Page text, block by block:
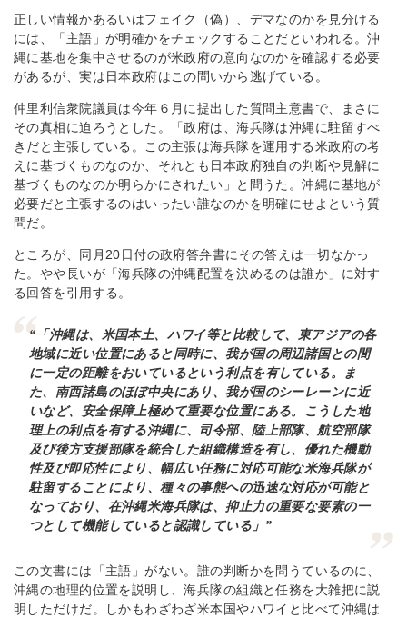
正しい情報かあるいはフェイク（偽）、デマなのかを見分ける
には、「主語」が明確かをチェックすることだといわれる。沖
縄に基地を集中させるのが米政府の意向なのかを確認する必要
があるが、実は日本政府はこの問いから逃げている。
仲里利信衆院議員は今年６月に提出した質問主意書で、まさに
その真相に迫ろうとした。「政府は、海兵隊は沖縄に駐留すべ
きだと主張している。この主張は海兵隊を運用する米政府の考
えに基づくものなのか、それとも日本政府独自の判断や見解に
基づくものなのか明らかにされたい」と問うた。沖縄に基地が
必要だと主張するのはいったい誰なのかを明確にせよという質
問だ。
ところが、同月20日付の政府答弁書にその答えは一切なかっ
た。やや長いが「海兵隊の沖縄配置を決めるのは誰か」に対す
る回答を引用する。
“「沖縄は、米国本土、ハワイ等と比較して、東アジアの各
地域に近い位置にあると同時に、我が国の周辺諸国との間
に一定の距離をおいているという利点を有している。ま
た、南西諸島のほぼ中央にあり、我が国のシーレーンに近
いなど、安全保障上極めて重要な位置にある。こうした地
理上の利点を有する沖縄に、司令部、陸上部隊、航空部隊
及び後方支援部隊を統合した組織構造を有し、優れた機動
性及び即応性により、幅広い任務に対応可能な米海兵隊が
駐留することにより、種々の事態への迅速な対応が可能と
なっており、在沖縄米海兵隊は、抑止力の重要な要素の一
つとして機能していると認識している」”
この文書には「主語」がない。誰の判断かを問うているのに、
沖縄の地理的位置を説明し、海兵隊の組織と任務を大雑把に説
明しただけだ。しかもわざわざ米本国やハワイと比べて沖縄は